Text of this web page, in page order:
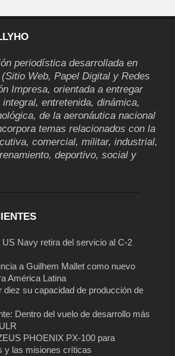
periodística desarrollada en
Web, Papel Digital y Redes
Impresa, orientada a entregar
entretenida, dinámica,
de la aeronáutica nacional
temas relacionados con la
comercial, militar, industrial,
deportivo, social y
Navy retira del servicio al C-2
a Guilhem Mallet como nuevo
América Latina
diez su capacidad de producción de
Dentro del vuelo de desarrollo más
PHOENIX PX-100 para
y las misiones críticas